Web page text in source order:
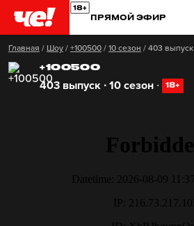
ПРЯМОЙ ЭФИР
Главная / Шоу / +100500 / 10 сезон / 403 выпуск
+100500
403 выпуск ∙ 10 сезон ∙ 18+